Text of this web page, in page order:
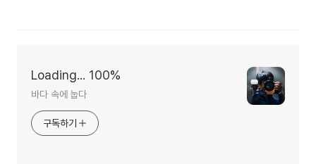
Loading... 100%
바다 속에 눕다
구독하기